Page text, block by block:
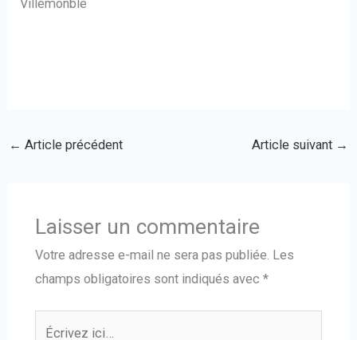
Villemonble
← Article précédent Article suivant →
Laisser un commentaire
Votre adresse e-mail ne sera pas publiée. Les
champs obligatoires sont indiqués avec *